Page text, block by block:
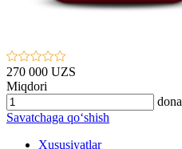
270 000 UZS
Miqdori
dona
Savatchaga qo‘shish
Xususiyatlar